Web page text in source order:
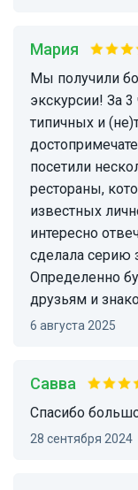
Мария
Мы получили большое удовольствие от
экскурсии! За
типичных и
посетили
рестораны,
известных
интересно
сделала серию
Определенно
друзьям и
6 августа 2025
Савва
Спасибо
28 сентября 2024